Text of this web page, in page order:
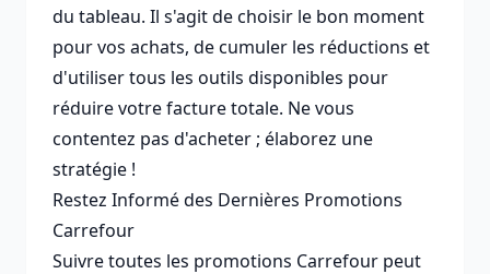
du tableau. Il s'agit de choisir le bon moment
pour vos achats, de cumuler les réductions et
d'utiliser tous les outils disponibles pour
réduire votre facture totale. Ne vous
contentez pas d'acheter ; élaborez une
stratégie !
Restez Informé des Dernières Promotions
Carrefour
Suivre toutes les promotions Carrefour peut